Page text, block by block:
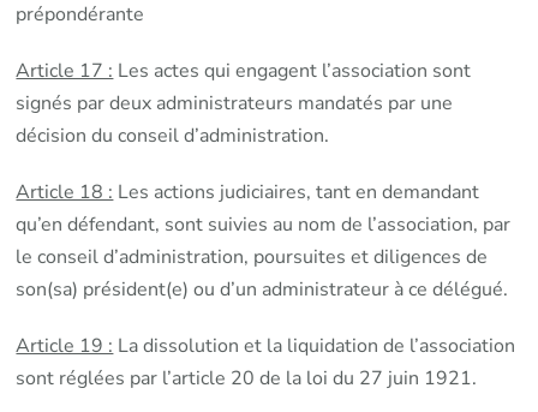
prépondérante
Article 17 : Les actes qui engagent l’association sont
signés par deux administrateurs mandatés par une
décision du conseil d’administration.
Article 18 : Les actions judiciaires, tant en demandant
qu’en défendant, sont suivies au nom de l’association, par
le conseil d’administration, poursuites et diligences de
son(sa) président(e) ou d’un administrateur à ce délégué.
Article 19 : La dissolution et la liquidation de l’association
sont réglées par l’article 20 de la loi du 27 juin 1921.